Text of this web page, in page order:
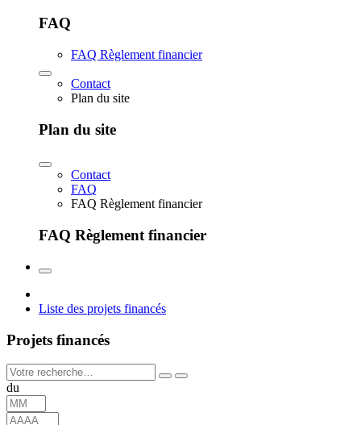
FAQ
FAQ Règlement financier
Contact
Plan du site
Plan du site
Contact
FAQ
FAQ Règlement financier
FAQ Règlement financier
Liste des projets financés
Projets financés
du